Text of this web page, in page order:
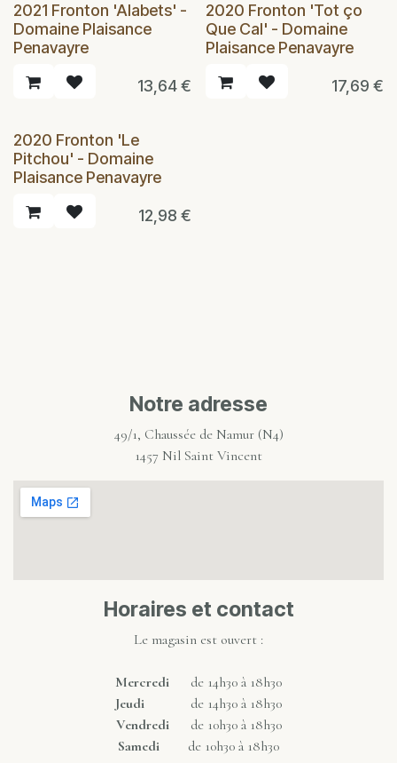
2021 Fronton 'Alabets' -
Domaine Plaisance
Penavayre
13,64€
2020 Fronton 'Tot ço
Que Cal' - Domaine
Plaisance Penavayre
17,69 €
2020 Fronton 'Le
Pitchou' - Domaine
Plaisance Penavayre
12,98 €
Notre adresse
49/1, Chaussée de Namur (N4)
1457 Nil Saint Vincent
Horaires et contact
Le magasin est ouvert :
Mercredi de 14h30 à 18h30
Jeudi de 14h30 à 18h30
Vendredide 10h30 à 18h30
Samedi de 10h30 à 18h30